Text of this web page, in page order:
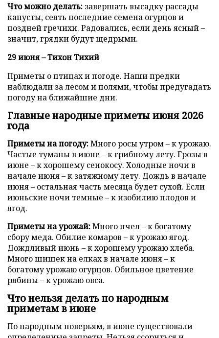
Что можно делать: завершать высадку рассады
капусты, сеять последние семена огурцов и
поздней гречихи. Радовались, если день ясный –
значит, грядки будут щедрыми.
29 июня – Тихон Тихий
Приметы о птицах и погоде. Наши предки
наблюдали за лесом и полями, чтобы предугадать
погоду на ближайшие дни.
Главные народные приметы июня 2026
года
Приметы на погоду:Много росы утром – к урожаю.
Частые туманы в июне – к грибному лету. Грозы в
июне – к хорошему сенокосу. Холодные ночи в
начале июня – к затяжному лету. Дождь в начале
июня – остальная часть месяца будет сухой. Если
июньские ночи темные – к изобилию плодов и
ягод.
Приметы на урожай:Много пчел – к богатому
сбору меда. Обилие комаров – к урожаю ягод.
Дождливый июнь – к хорошему урожаю хлеба.
Много шишек на елках в начале июня – к
богатому урожаю огурцов. Обильное цветение
рябины – к урожаю овса.
Что нельзя делать по народным
приметам в июне
По народным поверьям, в июне существовали